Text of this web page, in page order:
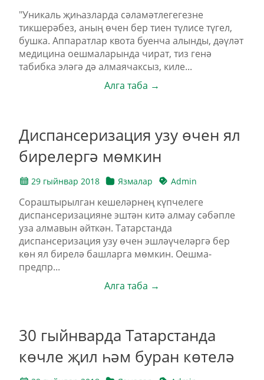
"Уникаль җиһазларда сәламәтлегегезне
тикшерәбез, аның өчен бер тиен түлисе түгел,
бушка. Аппаратлар квота буенча алынды, дәүләт
медицина оешмаларында чират, тиз генә
табибка эләгә дә алмаячаксыз, киле...
Алга таба →
Диспансеризация узу өчен ял
бирелергә мөмкин
29 гыйнвар 2018 Язмалар Admin
Сораштырылган кешеләрнең күпчелеге
диспансеризацияне эштән китә алмау сәбәпле
уза алмавын әйткән. Татарстанда
диспансеризация узу өчен эшләүчеләргә бер
көн ял бирелә башларга мөмкин. Оешма-
предпр...
Алга таба →
30 гыйнварда Татарстанда
көчле җил һәм буран көтелә